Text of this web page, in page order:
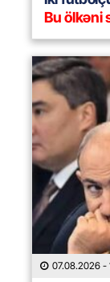
Bu ölkəni
07.08.2026 -